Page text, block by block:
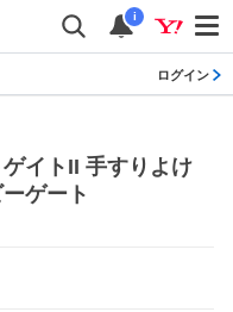
i
ログイン
イトII 手すりよけ
ゲート